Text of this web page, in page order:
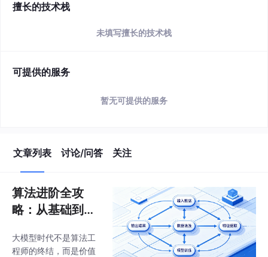
擅长的技术栈
未填写擅长的技术栈
可提供的服务
暂无可提供的服务
文章列表 讨论/问答 关注
算法进阶全攻
略：从基础到AI
路
大模型时代不是算法工
程师的终结，而是价值